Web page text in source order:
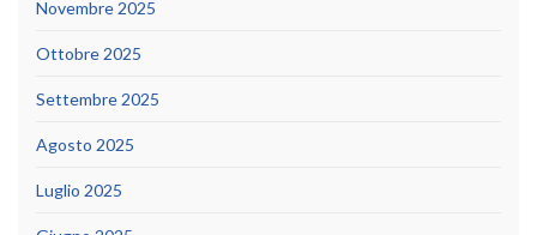
Novembre 2025
Ottobre 2025
Settembre 2025
Agosto 2025
Luglio 2025